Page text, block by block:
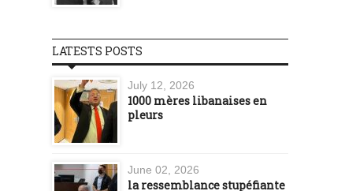
LATESTS POSTS
July 12, 2026
1000 mères libanaises en
pleurs
June 02, 2026
la ressemblance stupéfiante